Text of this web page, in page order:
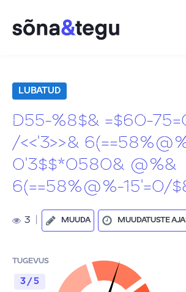
LUBATUD
D55-%8$& =$60-
/<<'3>>&
0'3$$*0580& @%&
6(==58%@%-15'=0/
3 MUUDA MUUDATUSTE
TUGEVUS
3 / 5